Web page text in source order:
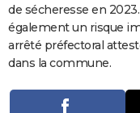
FORUM
Bricolage
Lifestyle
Culture
Sport
Auto
Television
Voyage
Cinema
de sécheresse en
également un risque
arrêté préfectoral
dans la commune.